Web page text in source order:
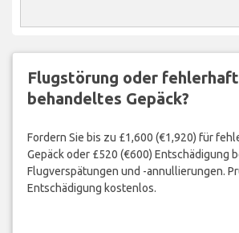
Flugstörung oder fehlerhaft
behandeltes Gepäck?
Fordern Sie bis zu £1,600 (€1,920) für
Gepäck oder £520 (€600) Entschädigung
Flugverspätungen und -annullierungen.
Entschädigung kostenlos.